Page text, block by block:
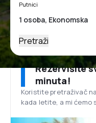
Putnici
Pretraži
Rezervišite
minuta!
Koristite pretraživač
kada letite, a mi ćemo